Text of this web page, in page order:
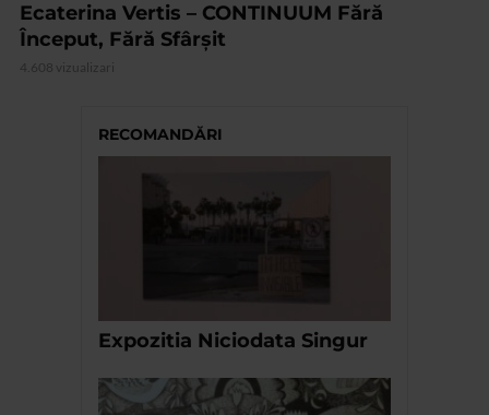
Ecaterina Vertis – CONTINUUM Fără
Început, Fără Sfârșit
4.608 vizualizari
RECOMANDĂRI
Expozitia Niciodata Singur